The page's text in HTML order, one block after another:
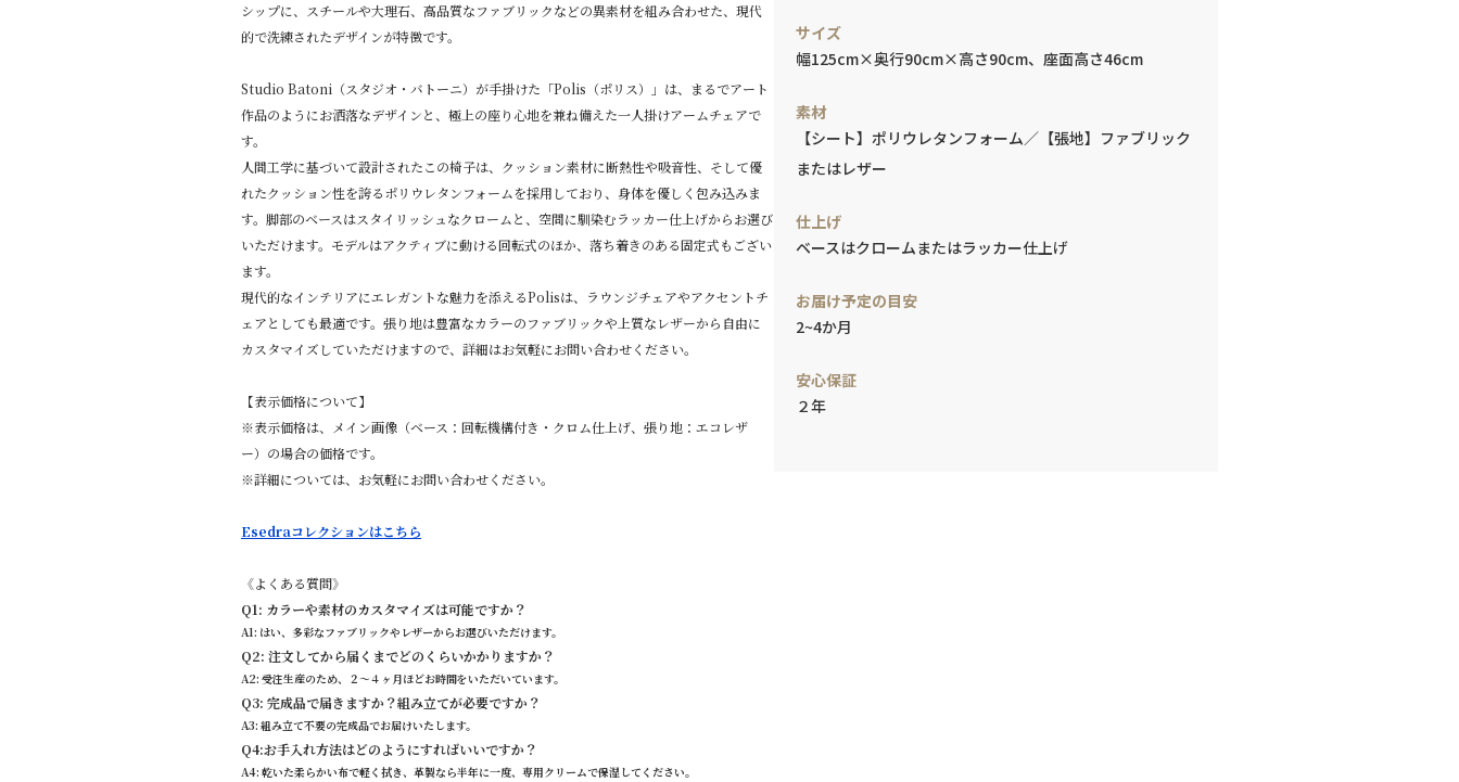
シップに、スチールや大理石、高品質なファブリックなどの異素材を組み合わせた、現代
的で洗練されたデザインが特徴です。
Studio Batoni（スタジオ・バトーニ）が手掛けた「Polis（ポリス）」は、まるでアート
作品のようにお洒落なデザインと、極上の座り心地を兼ね備えた一人掛けアームチェアで
す。
人間工学に基づいて設計されたこの椅子は、クッション素材に断熱性や吸音性、そして優
れたクッション性を誇るポリウレタンフォームを採用しており、身体を優しく包み込みま
す。脚部のベースはスタイリッシュなクロームと、空間に馴染むラッカー仕上げからお選び
いただけます。モデルはアクティブに動ける回転式のほか、落ち着きのある固定式もござい
ます。
現代的なインテリアにエレガントな魅力を添えるPolisは、ラウンジチェアやアクセントチ
ェアとしても最適です。張り地は豊富なカラーのファブリックや上質なレザーから自由に
カスタマイズしていただけますので、詳細はお気軽にお問い合わせください。
【表示価格について】
※表示価格は、メイン画像（ベース：回転機構付き・クロム仕上げ、張り地：エコレザ
ー）の場合の価格です。
※詳細については、お気軽にお問い合わせください。
Esedraコレクションはこちら
《よくある質問》
Q1: カラーや素材のカスタマイズは可能ですか？
A1: はい、多彩なファブリックやレザーからお選びいただけます。
Q2: 注文してから届くまでどのくらいかかりますか？
A2: 受注生産のため、２〜４ヶ月ほどお時間をいただいています。
Q3: 完成品で届きますか？組み立てが必要ですか？
A3: 組み立て不要の完成品でお届けいたします。
Q4:お手入れ方法はどのようにすればいいですか？
A4: 乾いた柔らかい布で軽く拭き、革製なら半年に一度、専用クリームで保湿してください。
サイズ
幅125cm×奥行90cm×高さ90cm、座面高さ46cm
素材
【シート】ポリウレタンフォーム／【張地】ファブリック
またはレザー
仕上げ
ベースはクロームまたはラッカー仕上げ
お届け予定の目安
2~4か月
安心保証
２年